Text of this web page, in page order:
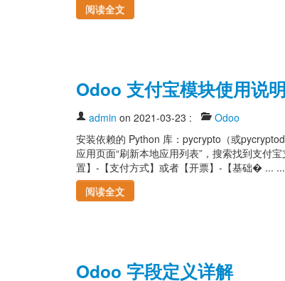
阅读全文
Odoo 支付宝模块使用说明
admin on 2021-03-23 :
Odoo
安装依赖的 Python 库：pycrypto（或
应用页面“刷新本地应用列表”，搜索找到支付
置】-【支付方式】或者【开票】-【基础� ... ...
阅读全文
Odoo 字段定义详解